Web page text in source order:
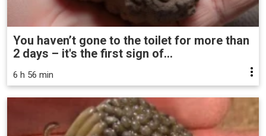
You haven’t gone to the toilet for more than
2 days – it's the first sign of...
6 h 56 min